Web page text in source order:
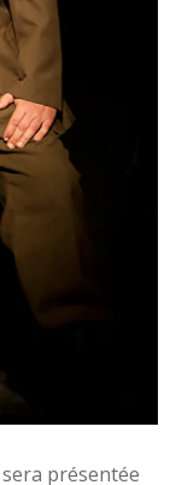
sera présentée